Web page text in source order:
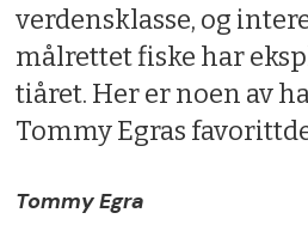
verdensklasse, og
målrettet fiske har
tiåret. Her er noen av
Tommy Egras
Tommy Egra